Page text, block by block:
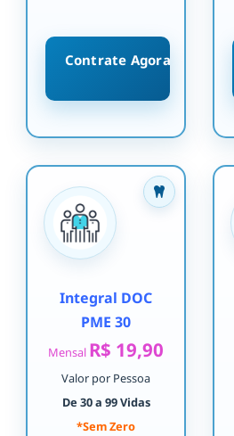
Contrate Agora
Integral DOC
PME 30
Mensal R$ 19,90
Valor por Pessoa
De 30 a 99 Vidas
*Sem Zero